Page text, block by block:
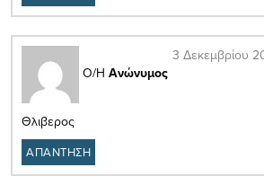
Ο/Η Ανώνυμος
3 Δεκεμβρίου
Θλιβερος
ΑΠΑΝΤΗΣΗ